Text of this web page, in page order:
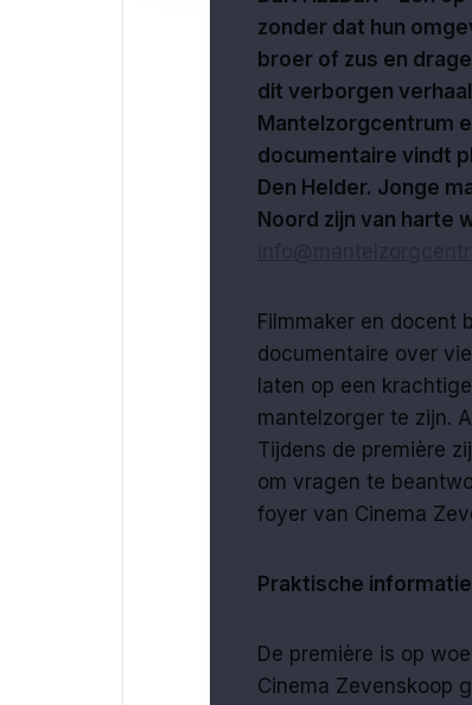
zonder dat hun
broer of zus en
dit verborgen
Mantelzorgcentrum
documentaire vindt
Den Helder. Jonge
Noord zijn van harte
Filmmaker en docent
documentaire over
laten op een
mantelzorger te zijn.
Tijdens de première
om vragen te
foyer van Cinema
Praktische informatie
De première is op
Cinema Zevenskoop